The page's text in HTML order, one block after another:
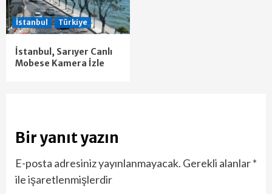
İstanbul Türkiye
İstanbul, Sarıyer Canlı
Mobese Kamera İzle
Bir yanıt yazın
E-posta adresiniz yayınlanmayacak. Gerekli alanlar*
ile işaretlenmişlerdir